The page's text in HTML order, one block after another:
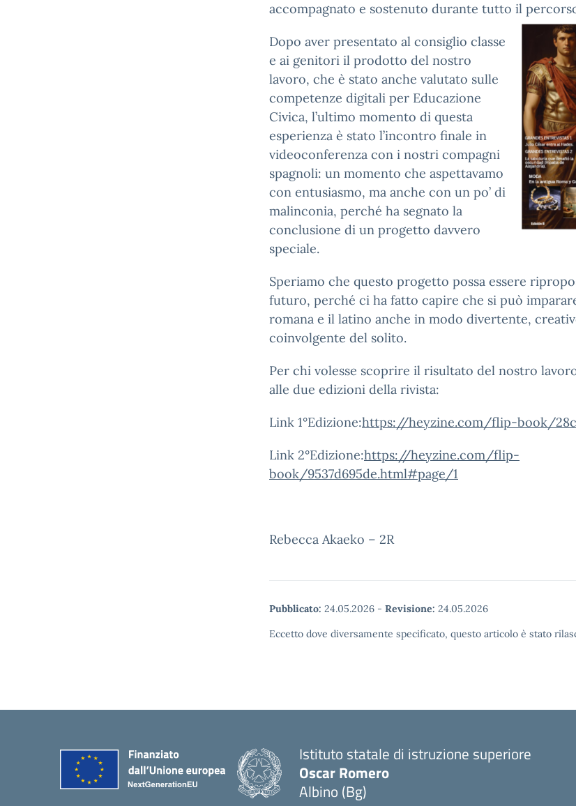
accompagnato e sostenuto durante tutto il
Dopo aver presentato al consiglio classe
e ai genitori il prodotto del nostro
lavoro, che è stato anche valutato sulle
competenze digitali per Educazione
Civica, l’ultimo momento di questa
esperienza è stato l’incontro finale in
videoconferenza con i nostri compagni
spagnoli: un momento che aspettavamo
con entusiasmo, ma anche con un po’ di
malinconia, perché ha segnato la
conclusione di un progetto davvero
speciale.
Speriamo che questo progetto possa essere
futuro, perché ci ha fatto capire che si può
romana e il latino anche in modo divertente,
coinvolgente del solito.
Per chi volesse scoprire il risultato del nostro
alle due edizioni della rivista:
Link 1°Edizione:https://heyzine.com/flip-book/
Link 2°Edizione:https://heyzine.com/flip-
book/9537d695de.html#page/1
Rebecca Akaeko – 2R
Pubblicato: 24.05.2026 - Revisione: 24.05.2026
Eccetto dove diversamente specificato, questo articolo è stato
Istituto statale di istruzione superiore
Oscar Romero
Albino (Bg)